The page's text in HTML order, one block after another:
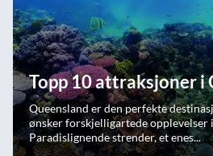
Topp 10 attraksjoner i
Queensland er den perfekte
ønsker forskjelligartede opplevelser
Paradislignende strender, et enes...